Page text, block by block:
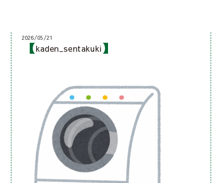
2026/05/21
kaden_sentakuki